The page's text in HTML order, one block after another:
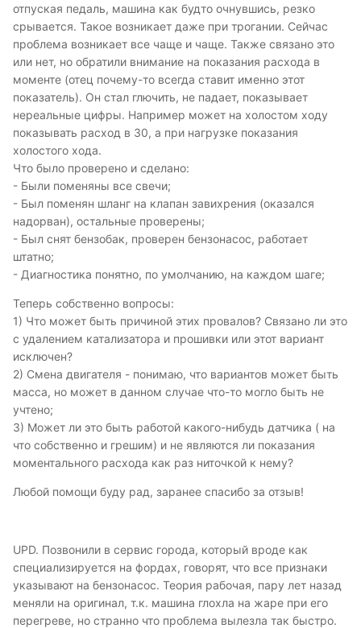
отпуская педаль, машина как будто очнувшись, резко
срывается. Такое возникает даже при трогании. Сейчас
проблема возникает все чаще и чаще. Также связано это
или нет, но обратили внимание на показания расхода в
моменте (отец почему-то всегда ставит именно этот
показатель). Он стал глючить, не падает, показывает
нереальные цифры. Например может на холостом ходу
показывать расход в 30, а при нагрузке показания
холостого хода.
Что было проверено и сделано:
- Были поменяны все свечи;
- Был поменян шланг на клапан завихрения (оказался
надорван), остальные проверены;
- Был снят бензобак, проверен бензонасос, работает
штатно;
- Диагностика понятно, по умолчанию, на каждом шаге;
Теперь собственно вопросы:
1) Что может быть причиной этих провалов? Связано ли это
с удалением катализатора и прошивки или этот вариант
исключен?
2) Смена двигателя - понимаю, что вариантов может быть
масса, но может в данном случае что-то могло быть не
учтено;
3) Может ли это быть работой какого-нибудь датчика ( на
что собственно и грешим) и не являются ли показания
моментального расхода как раз ниточкой к нему?
Любой помощи буду рад, заранее спасибо за отзыв!
UPD. Позвонили в сервис города, который вроде как
специализируется на фордах, говорят, что все признаки
указывают на бензонасос. Теория рабочая, пару лет назад
меняли на оригинал, т.к. машина глохла на жаре при его
перегреве, но странно что проблема вылезла так быстро.